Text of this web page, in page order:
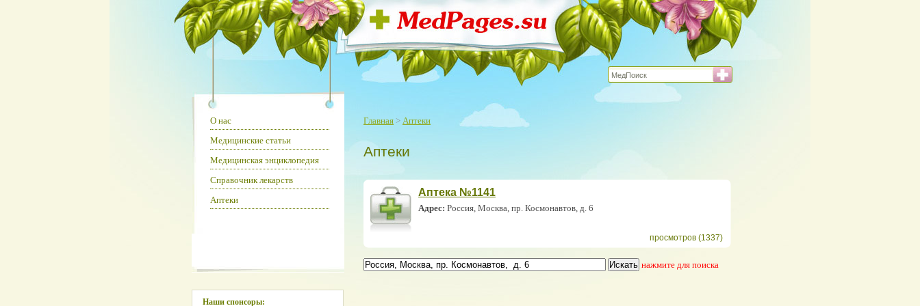
Главная > Аптеки
Аптеки
Аптека №1141
Адрес: Россия, Москва, пр. Космонавтов, д. 6
просмотров (1337)
нажмите для поиска
О нас
Медицинские статьи
Медицинская энциклопедия
Справочник лекарств
Аптеки
Наши спонсоры: